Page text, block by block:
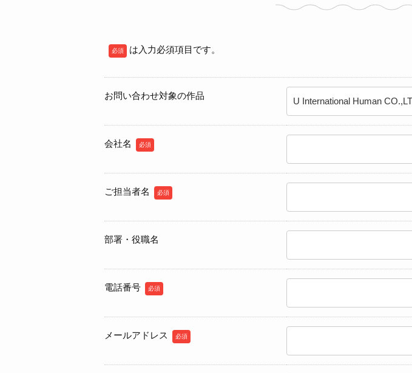
必須 は入力必須項目です。
お問い合わせ対象の作品
会社名 必須
ご担当者名 必須
部署・役職名
電話番号 必須
メールアドレス 必須